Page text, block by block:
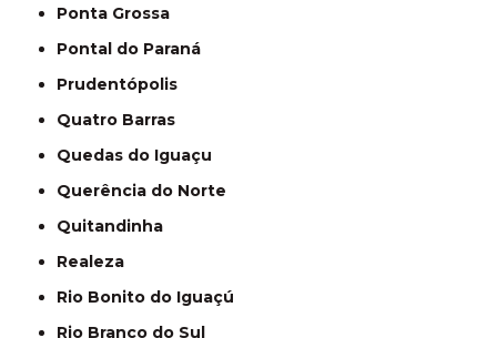
Ponta Grossa
Pontal do Paraná
Prudentópolis
Quatro Barras
Quedas do Iguaçu
Querência do Norte
Quitandinha
Realeza
Rio Bonito do Iguaçú
Rio Branco do Sul